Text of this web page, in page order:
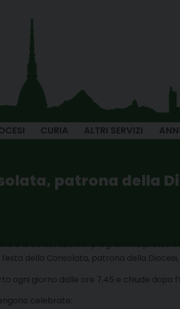
CURIA ALTRI SERVIZI
patrona della
e le celebrazioni in programma presso
della Consolata, patrona della
ogni giorno dalle ore 7,45 e chiude dopo
celebrate: